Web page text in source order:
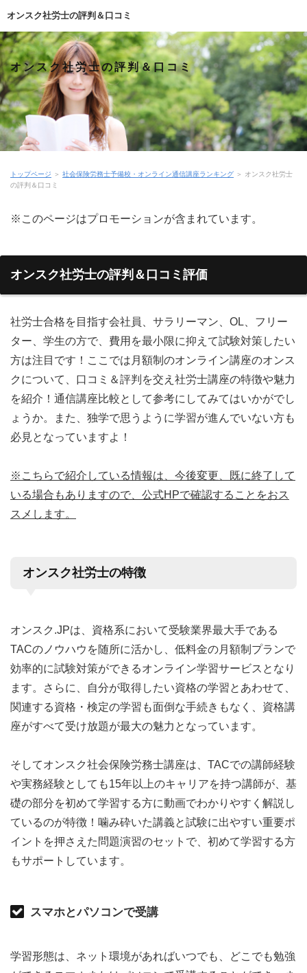
オンスク社労士の評判＆口コミ
オンスク社労士の評判＆口コミ
トップページ ＞ 社会保険労務士予備校・オンライン通信講座ランキング ＞ オンスク社労士
の評判＆口コミ
※このページはプロモーションが含まれています。
オンスク社労士の評判＆口コミ評価
社労士合格を目指す会社員、サラリーマン、OL、フリー
ター、学生の方で、費用を最小限に抑えて試験対策したい
方は注目です！ここでは月額制のオンライン講座のオンス
クについて、口コミ＆評判を交え社労士講座の特徴や魅力
を紹介！通信講座比較として参考にしてみてはいかがでし
ょうか。また、独学で思うように学習が進んでいない方も
必見となっていますよ！
※こちらで紹介している情報は、今後変更、既に終了して
いる場合もありますので、公式HPで確認することをおス
スメします。
オンスク社労士の特徴
オンスク.JPは、資格系において受験業界最大手である
TACのノウハウを随所に活かし、低料金の月額制プランで
効率的に試験対策ができるオンライン学習サービスとなり
ます。さらに、自分が取得したい資格の学習とあわせて、
関連する資格・検定の学習も面倒な手続きもなく、資格講
座がすべて受け放題が最大の魅力となっています。
そしてオンスク社会保険労務士講座は、TACでの講師経験
や実務経験としても15年以上のキャリアを持つ講師が、基
礎の部分を初めて学習する方に動画でわかりやすく解説し
ているのが特徴！噛み砕いた講義と試験に出やすい重要ポ
イントを押さえた問題演習のセットで、初めて学習する方
もサポートしています。
スマホとパソコンで受講
学習形態は、ネット環境があればいつでも、どこでも勉強